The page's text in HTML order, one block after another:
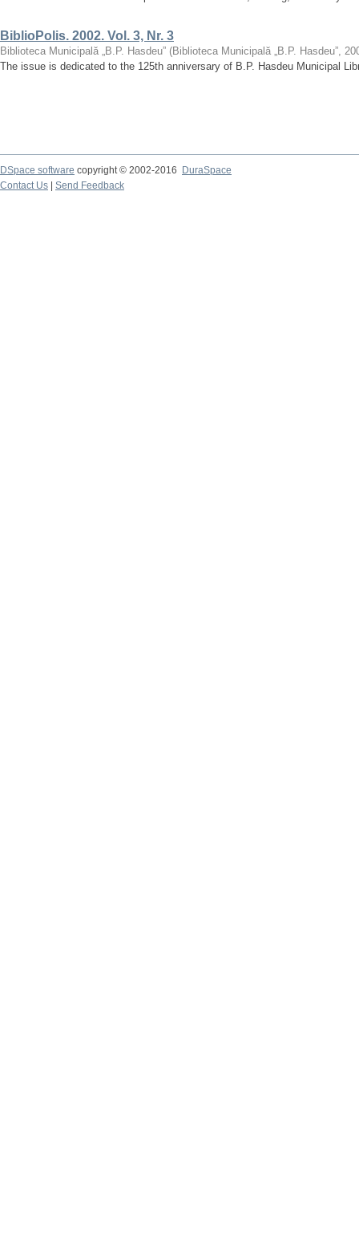
BiblioPolis. 2002. Vol. 3, Nr. 3
Biblioteca Municipală „B.P. Hasdeu” (Biblioteca Municipală „B.P. Hasdeu”,
The issue is dedicated to the 125th anniversary of B.P. Hasdeu Municipal
DSpace software copyright © 2002-2016
DuraSpace
Contact Us
Send Feedback